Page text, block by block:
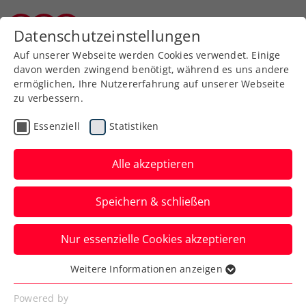
Zurück zur Newsübersicht
Turniere
NÖ Open powered by
EVN: Die Welt zu Gast in
Tulln
Die vorläufige Spielerliste des ATP-100-
Challengers in Niederösterreich (1. bis 8.
September) ist bekannt.
Verfasst von: Presseaussendung / Redaktion, 21.08.2024
Datenschutzeinstellungen
Auf unserer Webseite werden Cookies verwendet. Einige
davon werden zwingend benötigt, während es uns andere
ermöglichen, Ihre Nutzererfahrung auf unserer Webseite
zu verbessern.
Essenziell Statistiken
Alle akzeptieren
Speichern & schließen
Nur essenzielle Cookies akzeptieren
Essenziell
Essenzielle Cookies werden für grundlegende
Weitere Informationen anzeigen
Powered by